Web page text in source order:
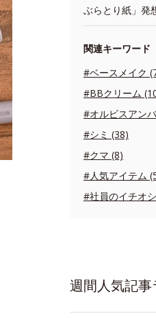
ぶらとり紙」発
関連キーワード
#ベースメイク
#BBクリーム
#オルビスアン
#シミ (38)
#クマ (8)
#人気アイテム
#社員のイチオ
週間人気記